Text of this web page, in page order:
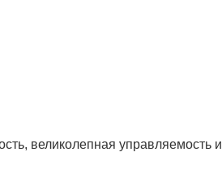
великолепная управляемость и